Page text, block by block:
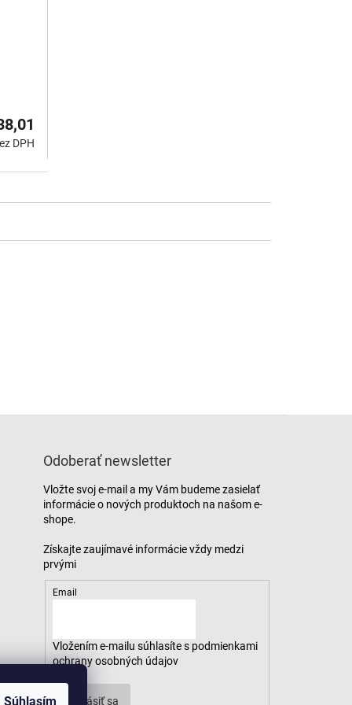
Súhlasím
DPH
Odoberať newsletter
Vložte svoj e-mail a my Vám budeme zasielať
informácie o nových produktoch na našom e-
shope.
Email
Vložením e-mailu súhlasíte s podmienkami
ochrany osobných údajov
Prihlásiť sa